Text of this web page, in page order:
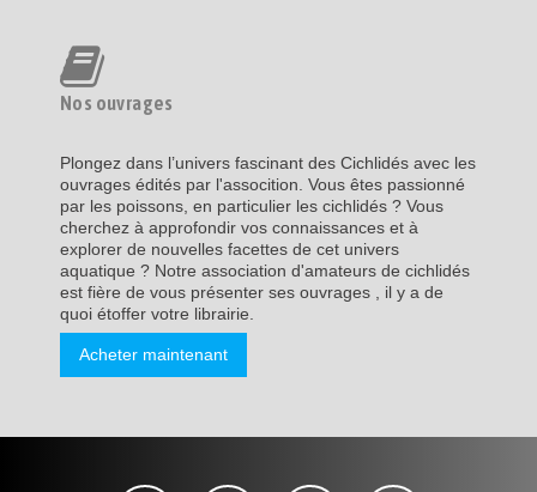
Nos ouvrages
Plongez dans l’univers fascinant des Cichlidés avec les
ouvrages édités par l'assocition. Vous êtes passionné
par les poissons, en particulier les cichlidés ? Vous
cherchez à approfondir vos connaissances et à
explorer de nouvelles facettes de cet univers
aquatique ? Notre association d'amateurs de cichlidés
est fière de vous présenter ses ouvrages , il y a de
quoi étoffer votre librairie.
Acheter maintenant